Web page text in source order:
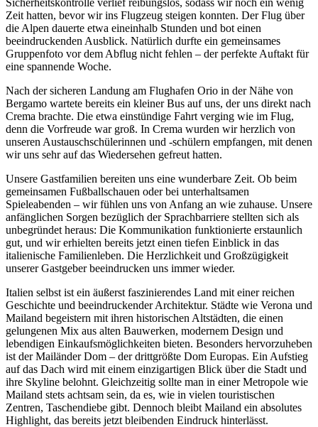
Zeit hatten, bevor wir ins Flugzeug steigen konnten. Der Flug über
die Alpen dauerte etwa eineinhalb Stunden und bot einen
beeindruckenden Ausblick. Natürlich durfte ein gemeinsames
Gruppenfoto vor dem Abflug nicht fehlen – der perfekte Auftakt für
eine spannende Woche.
Nach der sicheren Landung am Flughafen Orio in der Nähe von
Bergamo wartete bereits ein kleiner Bus auf uns, der uns direkt nach
Crema brachte. Die etwa einstündige Fahrt verging wie im Flug,
denn die Vorfreude war groß. In Crema wurden wir herzlich von
unseren Austauschschülerinnen und -schülern empfangen, mit denen
wir uns sehr auf das Wiedersehen gefreut hatten.
Unsere Gastfamilien bereiten uns eine wunderbare Zeit. Ob beim
gemeinsamen Fußballschauen oder bei unterhaltsamen
Spieleabenden – wir fühlen uns von Anfang an wie zuhause. Unsere
anfänglichen Sorgen bezüglich der Sprachbarriere stellten sich als
unbegründet heraus: Die Kommunikation funktionierte erstaunlich
gut, und wir erhielten bereits jetzt einen tiefen Einblick in das
italienische Familienleben. Die Herzlichkeit und Großzügigkeit
unserer Gastgeber beeindrucken uns immer wieder.
Italien selbst ist ein äußerst faszinierendes Land mit einer reichen
Geschichte und beeindruckender Architektur. Städte wie Verona und
Mailand begeistern mit ihren historischen Altstädten, die einen
gelungenen Mix aus alten Bauwerken, modernem Design und
lebendigen Einkaufsmöglichkeiten bieten. Besonders hervorzuheben
ist der Mailänder Dom – der drittgrößte Dom Europas. Ein Aufstieg
auf das Dach wird mit einem einzigartigen Blick über die Stadt und
ihre Skyline belohnt. Gleichzeitig sollte man in einer Metropole wie
Mailand stets achtsam sein, da es, wie in vielen touristischen
Zentren, Taschendiebe gibt. Dennoch bleibt Mailand ein absolutes
Highlight, das bereits jetzt bleibenden Eindruck hinterlässt.